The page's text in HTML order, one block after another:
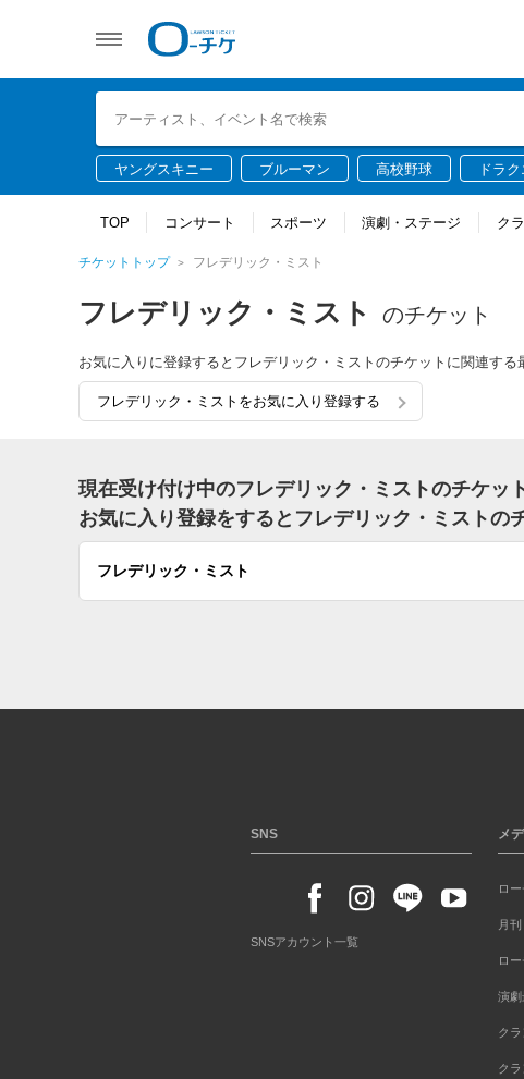
ヤングスキニー ブルーマン 高校野球 ドラ
TOP コンサート スポーツ 演劇・ステージ ク
チケットトップ フレデリック・ミスト
フレデリック・ミスト のチケット
お気に入りに登録するとフレデリック・ミストのチケットに関連する
フレデリック・ミストをお気に入り登録する
現在受け付け中のフレデリック・ミストのチケッ
お気に入り登録をするとフレデリック・ミストの
フレデリック・ミスト
SNS
SNSアカウント一覧
メ
ロ
月
ロ
演劇
クラ
ク